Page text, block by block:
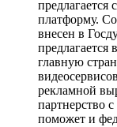
платформу.
внесен в
предлагается
главную
рекламной
партнерство
поможет и